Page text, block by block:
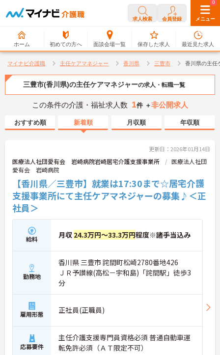
求人検索 会員登録 メニュー
ホーム 初めての方へ 面談会場一覧
0
保存した求人
0
最近見た求人
マイナビ介護職 主任ケアマネジャー 香川県 三豊市 香川県の主任
三豊市(香川県)の主任ケアマネジャーの求人・転職一覧
この条件の介護・福祉求人数 1件 ＋非公開求人
おすすめ順 新着順 月収順 年収順
更新日：2026年01月14日
医療法人社団愛有会 岩崎病院岩崎居宅介護支援事業所
医療法人社団
愛有会 岩崎病院
【香川県／三豊市】就業は17:30まで☆居宅介護
支援事業所にて主任ケアマネジャーの募集♪＜正
社員＞
給料 月収 24.3万円～33.3万円程度※諸手当込み
勤務地
香川県 三豊市 詫間町松崎2780番地426
ＪＲ予讃線(高松－宇和島)「詫間駅」徒歩3
分
雇用形態 正社員(正職員)
応募要件
主任介護支援専門員資格必須 普通自動車運
転免許必須（ＡＴ限定不可）